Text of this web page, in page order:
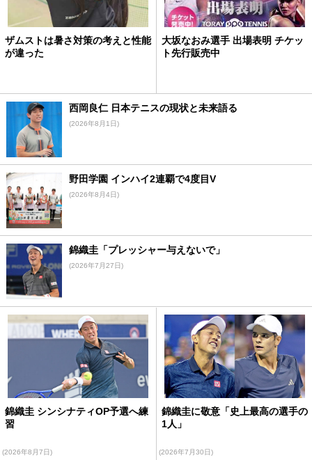
ザムストは暑さ対策の考えと性能
が違った
大坂なおみ選手 出場表明 チケッ
ト先行販売中
西岡良仁 日本テニスの現状と未来語る
(2026年8月1日)
野田学園 インハイ2連覇で4度目V
(2026年8月4日)
錦織圭「プレッシャー与えないで」
(2026年7月27日)
錦織圭 シンシナティOP予選へ練
習
(2026年8月7日)
錦織圭に敬意「史上最高の選手の
1人」
(2026年7月30日)